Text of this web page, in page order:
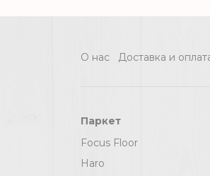
О нас Доставка и
Паркет
Focus Floor
Haro